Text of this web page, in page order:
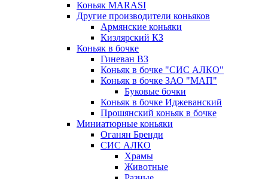
Коньяк MARASI
Другие производители коньяков
Армянские коньяки
Кизлярский КЗ
Коньяк в бочке
Гиневан ВЗ
Коньяк в бочке "СИС АЛКО"
Коньяк в бочке ЗАО "МАП"
Буковые бочки
Коньяк в бочке Иджеванский
Прошянский коньяк в бочке
Миниатюрные коньяки
Оганян Бренди
СИС АЛКО
Храмы
Животные